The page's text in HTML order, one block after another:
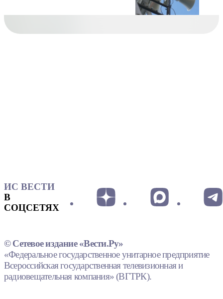
ИС ВЕСТИ
В
СОЦСЕТЯХ
© Сетевое издание «Вести.Ру»
«Федеральное государственное унитарное предприятие
Всероссийская государственная телевизионная и
радиовещательная компания» (ВГТРК).